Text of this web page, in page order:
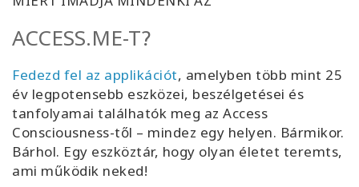
ACCESS.ME-T?
Fedezd fel az applikációt, amelyben több mint 25
év legpotensebb eszközei, beszélgetései és
tanfolyamai találhatók meg az Access
Consciousness-től – mindez egy helyen. Bármikor.
Bárhol. Egy eszköztár, hogy olyan életet teremts,
ami működik neked!